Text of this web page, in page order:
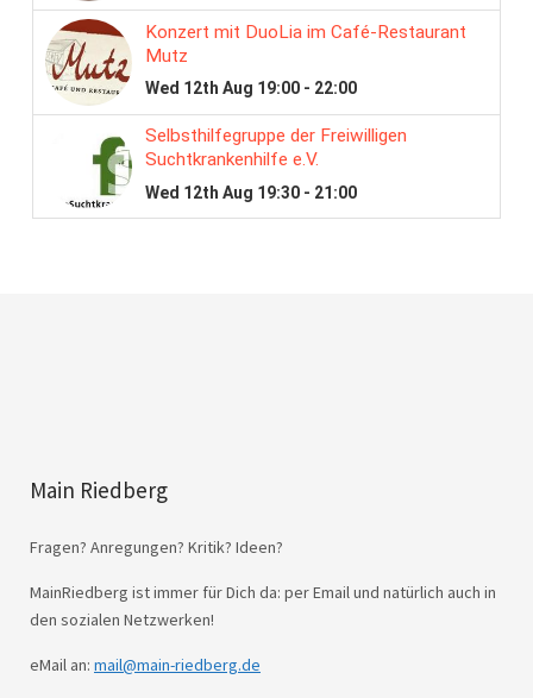
Main Riedberg
Fragen? Anregungen? Kritik? Ideen?
MainRiedberg ist immer für Dich da: per Email und natürlich auch in
den sozialen Netzwerken!
eMail an: mail@main-riedberg.de